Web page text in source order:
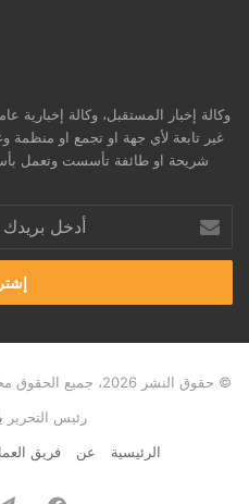
وكالة إخبار المستقبل، وكالة
غير تابعة لأي جهة او تجمع او منظمة
شريحة او طائفة تأسست وتعمل
بريدك
الإلكتروني
© حقوق النشر 2026، جميع الحقوق محفوظة |
رئيس التحرير
الرئيسية
عن فريق